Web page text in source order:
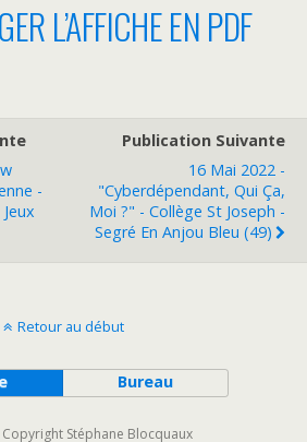
L’AFFICHE EN PDF
-
Publication Suivante
16 Mai 2022 -
"Cyberdépendant, Qui Ça,
Moi ?" - Collège St Joseph -
Segré En Anjou Bleu (49)
Retour au début
Bureau
Stéphane Blocquaux